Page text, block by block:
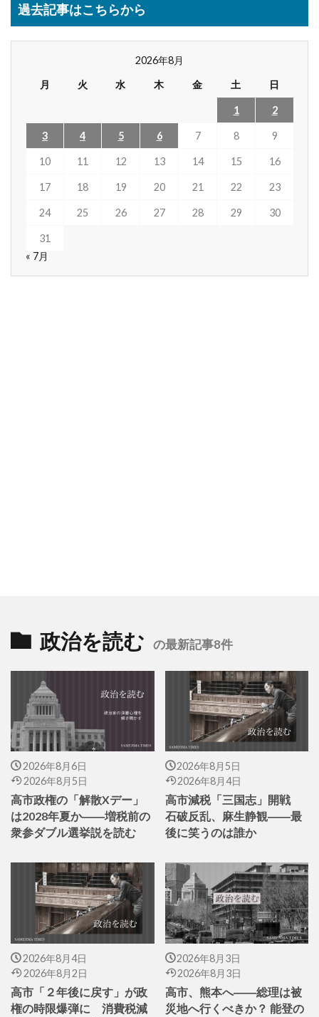
過去記事はこちらから
2026年8月
月
火 水 木 金 土 日
1 2
3 4 5 6 7 8 9
10 11 12 13 14 15 16
17 18 19 20 21 22 23
24 25 26 27 28 29 30
31
« 7月
政治を読む の最新記事8件
2026年8月6日
2026年8月5日
高市政権の「解散Xデー」
は2028年夏か――増税前の
衆参ダブル選挙説を読む
2026年8月5日
2026年8月4日
高市減税「三国志」開戦
石破反乱、麻生静観――最
後に笑うのは誰か
2026年8月4日
2026年8月2日
高市「２年後に戻す」が政
権の時限爆弾に 消費税減
2026年8月3日
2026年8月3日
高市、熊本へ――総理は被
災地へ行くべきか？ 能登の